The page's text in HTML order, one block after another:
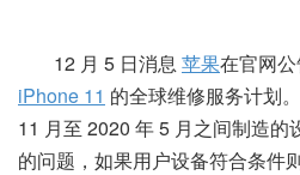
12 月 5 日消息 苹果在官网
iPhone 11 的全球维修服务计划
11 月至 2020 年 5 月之间制造
的问题，如果用户设备符合条件